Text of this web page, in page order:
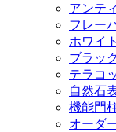
アンテ
フレー
ホワイ
ブラッ
テラコ
自然石
機能門
オーダ